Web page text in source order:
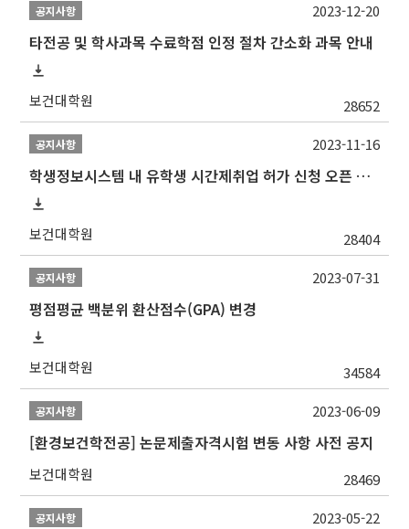
공지사항
타전공 및 학사과목 수료학점 인정 절차 간소화 과목 안내
보건대학원 28652
2023-12-20
공지사항
학생정보시스템 내 유학생 시간제취업 허가 신청 오픈 안내
보건대학원 28404
2023-11-16
공지사항
평점평균 백분위 환산점수(GPA) 변경
보건대학원 34584
2023-07-31
공지사항
[환경보건학전공] 논문제출자격시험 변동 사항 사전 공지
보건대학원 28469
2023-06-09
공지사항 2023-05-22